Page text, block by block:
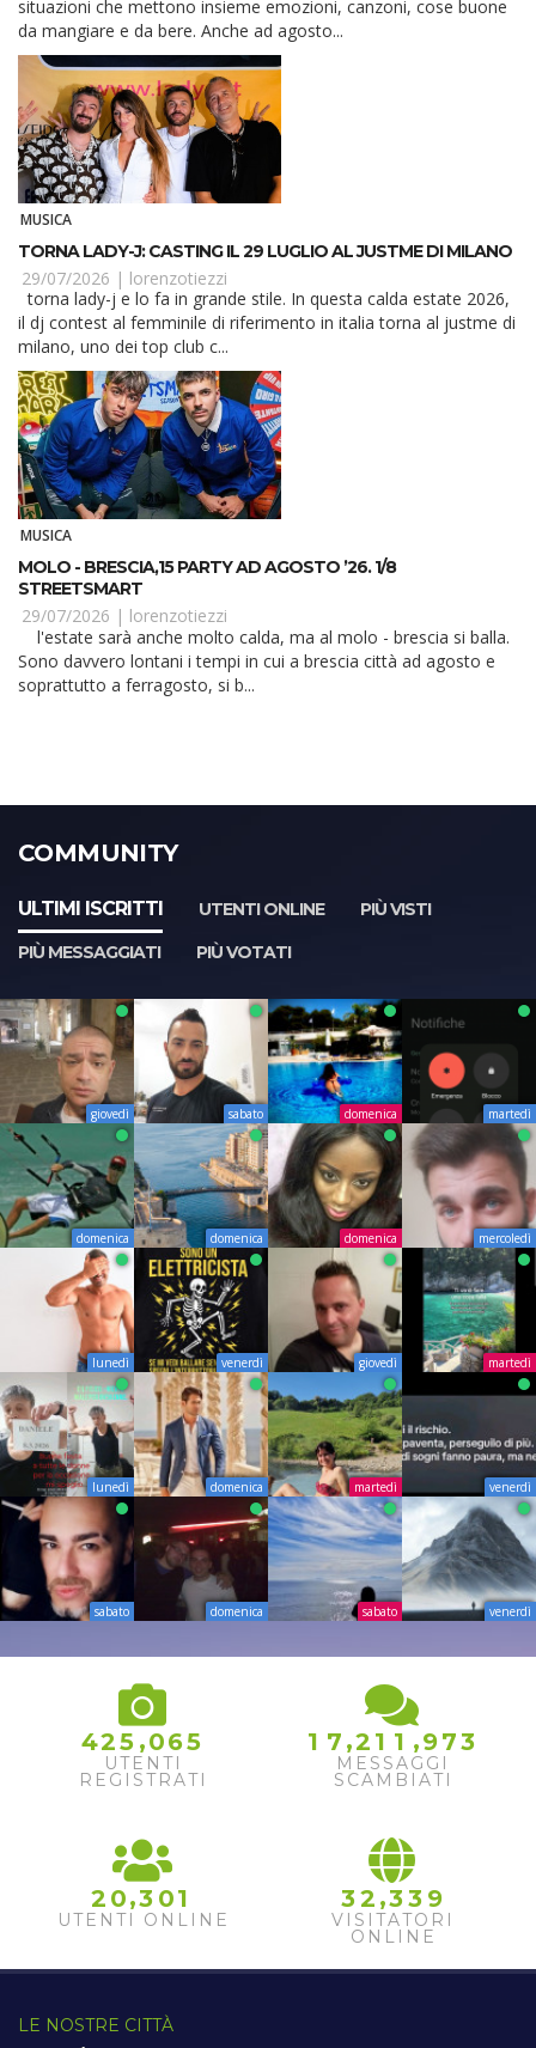
situazioni che mettono insieme emozioni, canzoni, cose buone
da mangiare e da bere. Anche ad agosto...
MUSICA
TORNA LADY-J: CASTING IL 29 LUGLIO AL JUSTME DI MILANO
29/07/2026 | lorenzotiezzi
torna lady-j e lo fa in grande stile. In questa calda estate 2026,
il dj contest al femminile di riferimento in italia torna al justme di
milano, uno dei top club c...
MUSICA
MOLO - BRESCIA,15 PARTY AD AGOSTO ’26. 1/8
STREETSMART
29/07/2026 | lorenzotiezzi
Sono davvero lontani i tempi in cui a brescia città ad agosto e
soprattutto a ferragosto, si b...
COMMUNITY
ULTIMI ISCRITTI UTENTI ONLINE
PIÙ VISTI
PIÙ MESSAGGIATI
PIÙ VOTATI
giovedì sabato domenica martedì
domenica domenica domenica mercoledì
lunedì venerdì giovedì martedì
lunedì domenica martedì venerdì
sabato domenica sabato venerdì
425 ,065
UTENTI
REGISTRATI
1 7 ,2 1 1 ,973
MESSAGGI
SCAMBIATI
2 0,3 01
UTENTI ONLINE
32 ,33 9
VISITATORI
ONLINE
LE NOSTRE CITTÀ